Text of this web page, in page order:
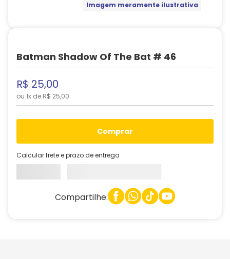
Imagem meramente ilustrativa
Batman Shadow Of The Bat # 46
R$ 25,00
ou 1x de R$ 25,00
comprar
Calcular frete e prazo de entrega
Compartilhe: